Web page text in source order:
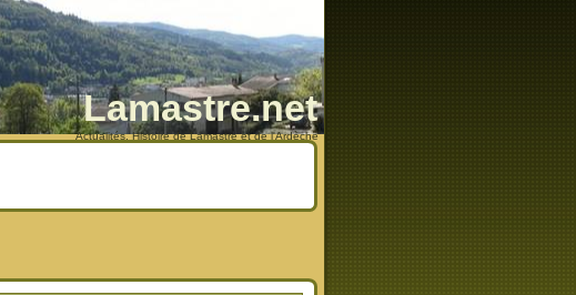
Lamastre.net
Actualités, Histoire de Lamastre et de l'Ardèche